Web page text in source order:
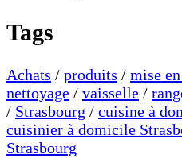
Tags
Achats / produits / mise
nettoyage / vaisselle /
/ Strasbourg / cuisine à
cuisinier à domicile
Strasbourg